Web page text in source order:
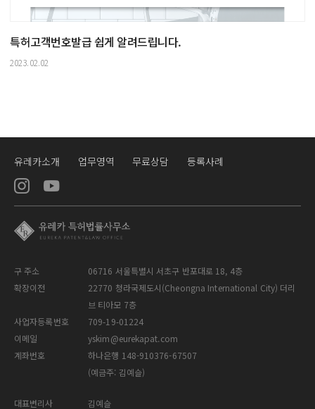
특허고객번호발급 쉽게 알려드립니다.
2023.02.02
유레카소개 업무영역 무료상담 등록사례
구 주소
06716 서울특별시 서초구 반포대로 18, 4층
확장이전
22770 청라국제도시(Cheongna International City) 더리
브 티아모 7층
사업자등록번호
709-19-01224
이메일
yskim@eurekapat.com
계좌번호
하나은행 148-910376-67507
(예금주: 김예슬)
대표변리사 김예슬